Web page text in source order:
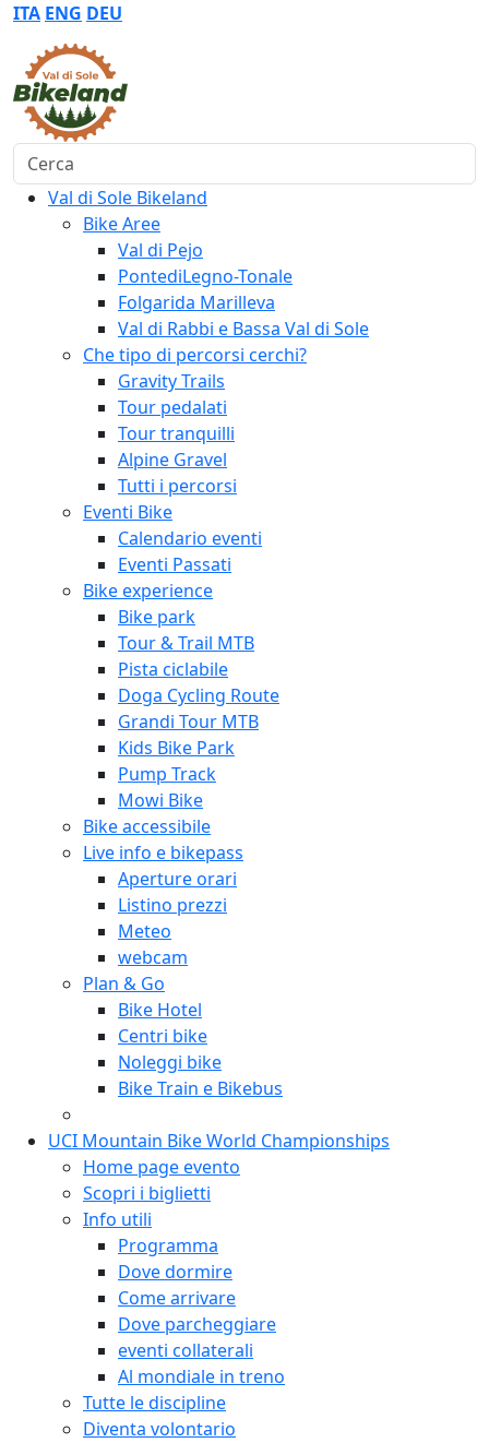
ITA ENG DEU
Cerca
Val di Sole Bikeland
Bike Aree
Val di Pejo
PontediLegno-Tonale
Folgarida Marilleva
Val di Rabbi e Bassa Val di Sole
Che tipo di percorsi cerchi?
Gravity Trails
Tour pedalati
Tour tranquilli
Alpine Gravel
Tutti i percorsi
Eventi Bike
Calendario eventi
Eventi Passati
Bike experience
Bike park
Tour & Trail MTB
Pista ciclabile
Doga Cycling Route
Grandi Tour MTB
Kids Bike Park
Pump Track
Mowi Bike
Bike accessibile
Live info e bikepass
Aperture orari
Listino prezzi
Meteo
webcam
Plan & Go
Bike Hotel
Centri bike
Noleggi bike
Bike Train e Bikebus
UCI Mountain Bike World Championships
Home page evento
Scopri i biglietti
Info utili
Programma
Dove dormire
Come arrivare
Dove parcheggiare
eventi collaterali
Al mondiale in treno
Tutte le discipline
Diventa volontario